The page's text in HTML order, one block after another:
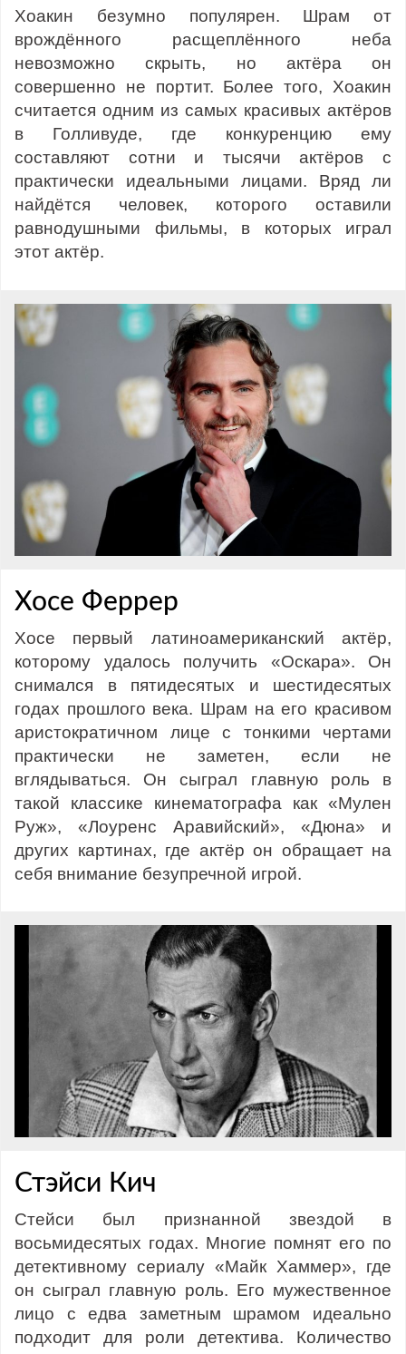
Хоакин безумно популярен. Шрам от
врождённого расщеплённого неба
невозможно скрыть, но актёра он
совершенно не портит. Более того, Хоакин
считается одним из самых красивых актёров
в Голливуде, где конкуренцию ему
составляют сотни и тысячи актёров с
практически идеальными лицами. Вряд ли
найдётся человек, которого оставили
равнодушными фильмы, в которых играл
этот актёр.
Хосе Феррер
Хосе первый латиноамериканский актёр,
которому удалось получить «Оскара». Он
снимался в пятидесятых и шестидесятых
годах прошлого века. Шрам на его красивом
аристократичном лице с тонкими чертами
практически не заметен, если не
вглядываться. Он сыграл главную роль в
такой классике кинематографа как «Мулен
Руж», «Лоуренс Аравийский», «Дюна» и
других картинах, где актёр он обращает на
себя внимание безупречной игрой.
Стэйси Кич
Стейси был признанной звездой в
восьмидесятых годах. Многие помнят его по
детективному сериалу «Майк Хаммер», где
он сыграл главную роль. Его мужественное
лицо с едва заметным шрамом идеально
подходит для роли детектива. Количество